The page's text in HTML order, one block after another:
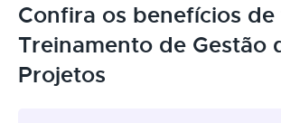
Confira os benefícios
Treinamento de Gestão
Projetos